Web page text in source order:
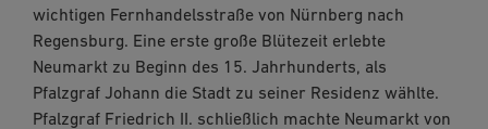
wichtigen Fernhandelsstraße von Nürnberg nach
Regensburg. Eine erste große Blütezeit erlebte
Neumarkt zu Beginn des 15. Jahrhunderts, als
Pfalzgraf Johann die Stadt zu seiner Residenz wählte.
Pfalzgraf Friedrich II. schließlich machte Neumarkt von